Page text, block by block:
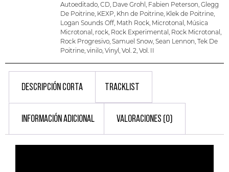
Autoeditado, CD, Dave Grohl , Fabien Peterson, Glegg
De Poitrine, KEXP, Khn de Poitrine, Klek de Poitrine,
Logan Sounds Off, Math Rock, Microtonal , Música
Microtonal , rock, Rock Experimental , Rock Microtonal ,
Rock Progresivo, Samuel Snow, Sean Lennon, Tek De
Poitrine, vinilo, Vinyl, Vol. 2, Vol. II
DESCRIPCIÓN CORTA TRACKLIST
INFORMACIÓN ADICIONAL VALORACIONES (0)